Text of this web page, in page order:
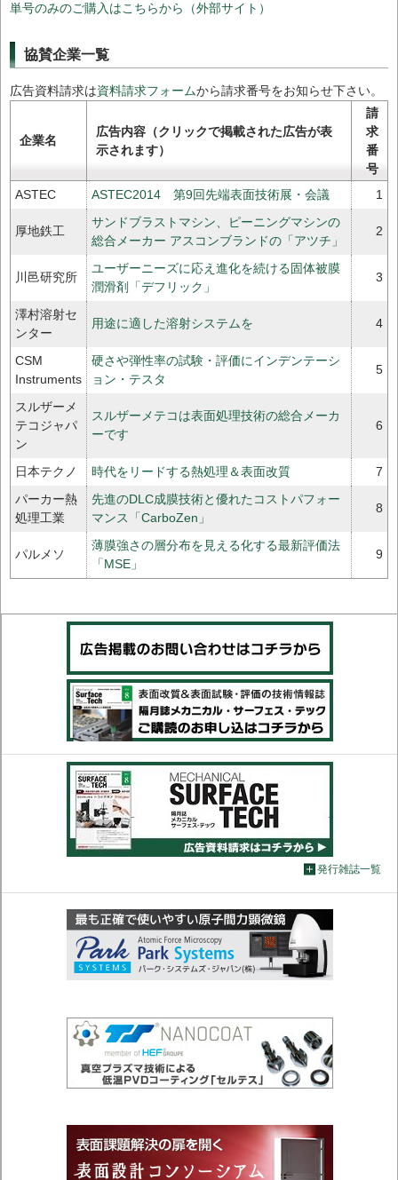
単号のみのご購入はこちらから（外部サイト）
協賛企業一覧
広告資料請求は資料請求フォームから請求番号をお知らせ下さい。
企業名
広告内容（クリックで掲載された広告が表
示されます）
請
求
番
号
ASTEC
ASTEC2014 第9回先端表面技術展・会議 1
厚地鉄工
サンドブラストマシン、ピーニングマシンの
総合メーカー アスコンブランドの「アツチ」
2
川邑研究所
ユーザーニーズに応え進化を続ける固体被膜
潤滑剤「デフリック」
3
澤村溶射セ
ンター
用途に適した溶射システムを 4
CSM
Instruments
硬さや弾性率の試験・評価にインデンテーシ
ョン・テスタ
5
スルザーメ
テコジャパ
ン
スルザーメテコは表面処理技術の総合メーカ
ーです
6
日本テクノ 時代をリードする熱処理＆表面改質
7
パーカー熱
処理工業
先進のDLC成膜技術と優れたコストパフォー
マンス「CarboZen」
8
パルメソ
薄膜強さの層分布を見える化する最新評価法
「MSE」
9
発行雑誌一覧